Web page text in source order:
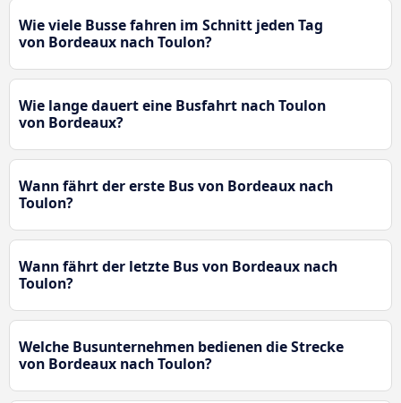
Wie viele Busse fahren im Schnitt jeden Tag
von Bordeaux nach Toulon?
Wie lange dauert eine Busfahrt nach Toulon
von Bordeaux?
Wann fährt der erste Bus von Bordeaux nach
Toulon?
Wann fährt der letzte Bus von Bordeaux nach
Toulon?
Welche Busunternehmen bedienen die Strecke
von Bordeaux nach Toulon?